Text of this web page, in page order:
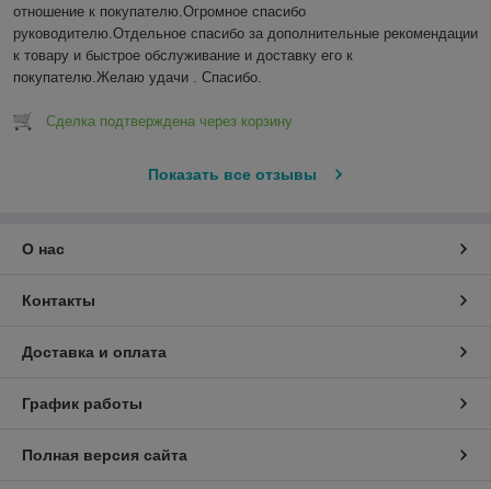
отношение к покупателю.Огромное спасибо
руководителю.Отдельное спасибо за дополнительные рекомендации
к товару и быстрое обслуживание и доставку его к
покупателю.Желаю удачи . Спасибо.
Сделка подтверждена через корзину
Показать все отзывы
О нас
Контакты
Доставка и оплата
График работы
Полная версия сайта